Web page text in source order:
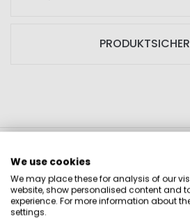
We use cookies
We may place these for analysis of our
website, show personalised content and
experience. For more information about
settings.